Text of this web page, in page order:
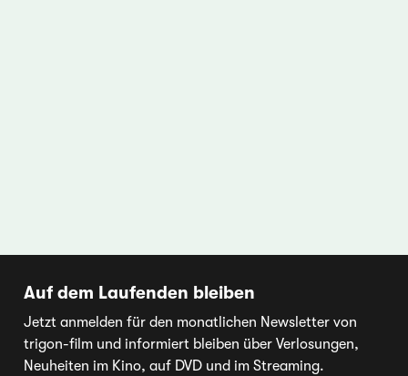
Auf dem Laufenden bleiben
Jetzt anmelden für den monatlichen Newsletter von
trigon-film und informiert bleiben über Verlosungen,
Neuheiten im Kino, auf DVD und im Streaming.